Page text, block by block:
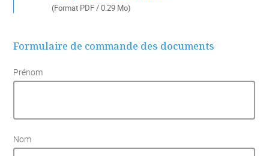
(Format PDF / 0.29 Mo)
Formulaire de commande des documents
Prénom
Nom